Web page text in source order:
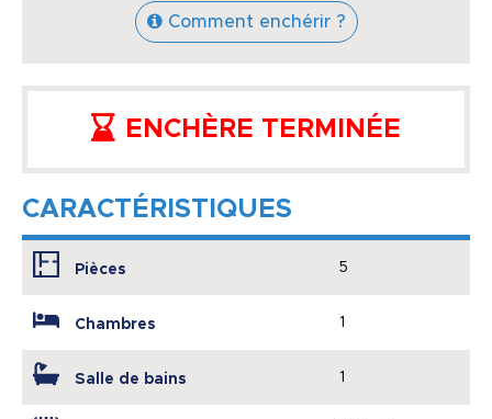
Comment enchérir ?
ENCHÈRE TERMINÉE
CARACTÉRISTIQUES
Pièces 5
Chambres 1
Salle de bains 1